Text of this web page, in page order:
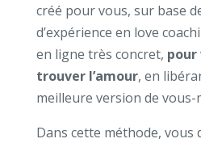
créé pour vous, sur base
d’expérience en love
en ligne très concret, pour
trouver l’amour, en
meilleure version de vous-
Dans cette méthode, vous